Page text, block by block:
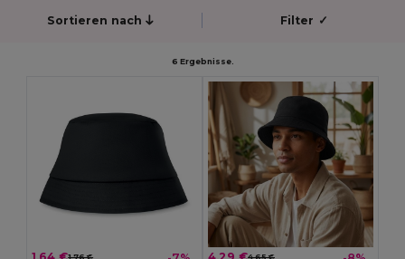
Sortieren nach Filter ✓
6 Ergebnisse.